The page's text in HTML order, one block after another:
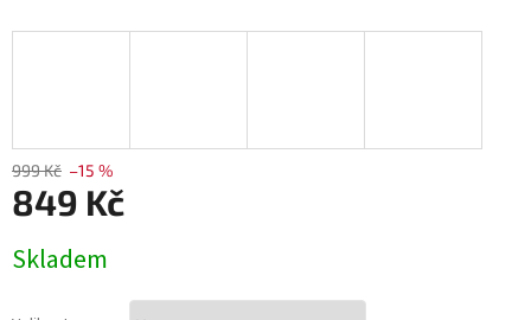
999 Kč –15 %
849 Kč
cena:
Skladem